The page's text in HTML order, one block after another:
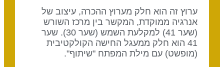
ערוץ זה הוא חלק מערוץ ההכרה, עיצוב של
אנרגיה ממוקדת, המקשר בין מרכז השורש
(שער 41) למקלעת השמש (שער 30). שער
41 הוא חלק ממעגל החישה הקולקטיבית
(מופשט) עם מילת המפתח "שיתוף".